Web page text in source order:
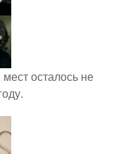
осталось не